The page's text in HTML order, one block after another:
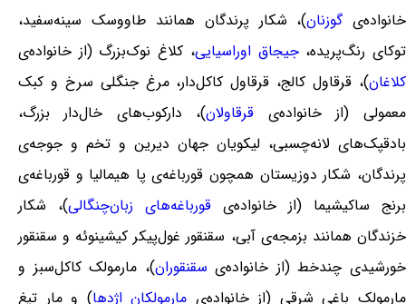
خانواده‌یگوزنان)، شکار پرندگان همانند طاووسک سینه‌سفید،
توکای رنگ‌پریده،جیجاق اوراسیایی، کلاغ نوک‌بزرگ (از خانواده‌ی
کلاغان)، قرقاول کالج، قرقاول کاکل‌دار، مرغ جنگلی سرخ و کبک
معمولی (از خانواده‌ی قرقاولان)، دارکوب‌های خال‌دار بزرگ،
بادقپک‌های لانه‌چسبی، لیکویان جهان دیرین و تخم و جوجه‌ی
پرندگان، شکار دوزیستان همچون قورباغه‌ی پا هیمالیا و قورباغه‌ی
برنج ساکیشیما (از خانواده‌ی قورباغه‌های زبان‌چنگالی)، شکار
خزندگان همانند بزمجه‌ی آبی، سقنقور غول‌پیکر کیشینوئه و سقنقور
خورشیدی چندخط (از خانواده‌ی سقنقوران)، مارمولک کاکل‌سبز و
مارمولک باغی شرقی (از خانواده‌ی مارمولکان اژدها) و مار تیغ